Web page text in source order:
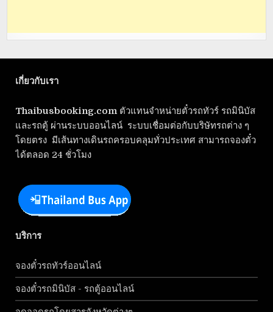
เกี่ยวกับเรา
Thaibusbooking.com ตัวแทนจำหน่ายตั๋วรถทัวร์ รถมินิบัส
และรถตู้ ผ่านระบบออนไลน์ ระบบเชื่อมต่อกับบริษัทรถต่าง ๆ
โดยตรง มีเส้นทางเดินรถครอบคลุมทั่วประเทศ สามารถจองตั๋ว
ได้ตลอด 24 ชั่วโมง
บริการ
จองตั๋วรถทัวร์ออนไลน์
จองตั๋วรถมินิบัส - รถตู้ออนไลน์